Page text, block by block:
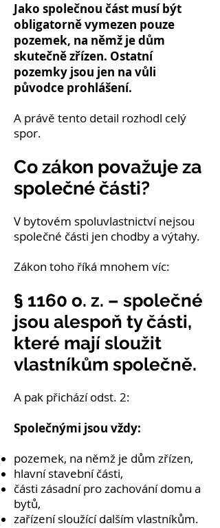
Jako společnou část musí být
obligatorně vymezen pouze
pozemek, na němž je dům
skutečně zřízen. Ostatní
pozemky jsou jen na vůli
původce prohlášení.
A právě tento detail rozhodl celý
spor.
Co zákon považuje za
společné části?
V bytovém spoluvlastnictví nejsou
společné části jen chodby a výtahy.
Zákon toho říká mnohem víc:
§ 1160 o. z. – společné
jsou alespoň ty části,
které mají sloužit
vlastníkům společně.
A pak přichází odst. 2:
Společnými jsou vždy:
pozemek, na němž je dům zřízen,
hlavní stavební části,
části zásadní pro zachování domu a
bytů,
zařízení sloužící dalším vlastníkům.